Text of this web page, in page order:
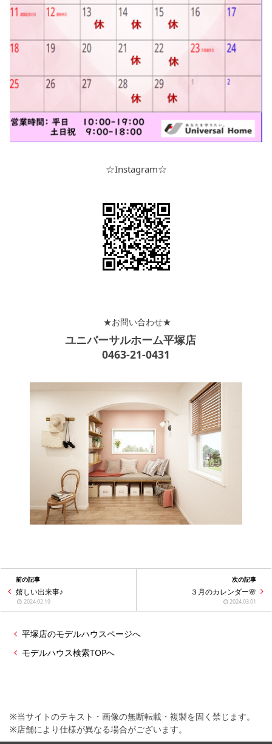
☆Instagram☆
★お問い合わせ★
ユニバーサルホーム平塚店
0463-21-0431
前の記事
嬉しい出来事♪
2024.02.19
次の記事
３月のカレンダー🌸
2024.03.01
平塚店のモデルハウスページへ
モデルハウス検索TOPへ
※当サイトのテキスト・画像の無断転載・複製を固く禁じます。
※店舗により仕様が異なる場合がございます。